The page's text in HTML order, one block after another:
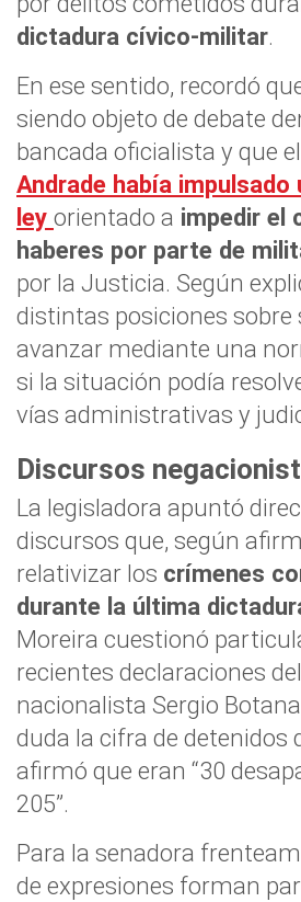
dictadura cívico-militar.
En ese sentido, recordó
siendo objeto de debate
bancada oficialista y que
Andrade había
ley orientado a impedir el
haberes por parte de
por la Justicia. Según
distintas posiciones sobre
avanzar mediante una
si la situación podía
vías administrativas y
Discursos
La legisladora apuntó
discursos que, según
relativizar los crímenes
durante la última
Moreira cuestionó
recientes declaraciones
nacionalista Sergio
duda la cifra de detenidos
afirmó que eran “30
205”.
Para la senadora
de expresiones forman